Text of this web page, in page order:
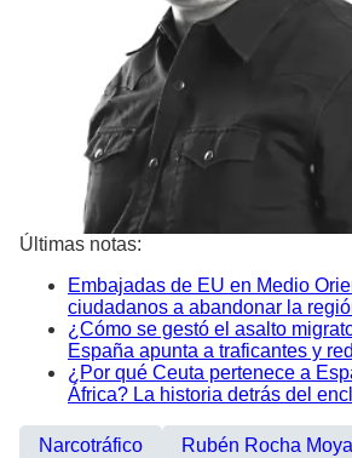
Últimas notas:
Embajadas de EU en Medio
ciudadanos a abandonar la
¿Cómo se gestó el asalto
España apunta a traficantes y
¿Por qué Ceuta pertenece a
África? La historia detrás del
Narcotráfico
Rubén Rocha Moya